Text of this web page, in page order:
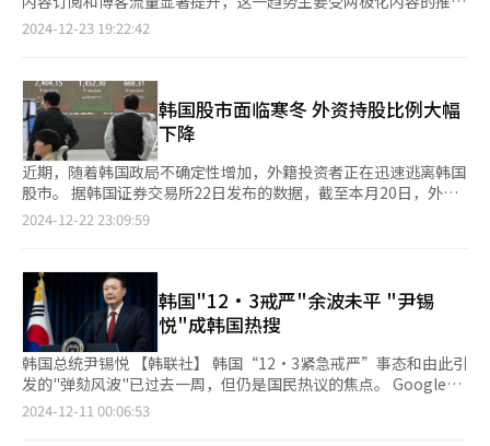
为20%。消费者对中国电商不满的原因中，“商品质量差”占比最
高，达64.3%；其次是“配送延迟”（53.6%）和“退换货困
NAVER和Kakao正在加速提升各自电商业务的竞争力。NAVER近
期宣布，计划明年上半年推出独立平台NAVER Plus Store。平台
与卖家紧密合作，推出生活用品1小时内送达的“即时配送”与针
对大型家具家电的“指定日期配送”等服务，以提升用户购物体
验。 此外，NAVER还计划把生成式人工智能（AI）HyperCLOVA
X应用于旗下电商平台，为用户提供符合个人兴趣的商品推荐和定
制优惠。通过AI技术，用户可以快速获取量身定制的搜索结果与购
物建议，NAVER还为此启动技术和服务相关岗位的招聘工作。
升直观性和便利性来缩短用户的商品搜索时间，并在界面上提供个
性化的优惠信息和商品推荐。平台还支持根据用户兴趣和行为数
据，推荐流行品牌或赠送给朋友的礼物。 此外，Kakao还加大在
KakaoTalk平台上的广告宣传力度。Kakao通过在好友列表的更新
信息中嵌入广告，或在聊天和好友标签页顶部设置广告横幅等方
式，吸引更多卖家入驻平台。公司还逐步增加Talk Channel广告
客户数量，为电商业务的拓展奠定基础。 业内人士指出，中国电
动。据Naver23日消息，上个月Clip的播放量较去年12月增长了7
YouTube Shorts在韩国市场占据了先发优势，但我们评估，今年
年初Clip的增长速度已经超越TikTok。” 同期，Clip的频道数量
增长了3倍，内容产量提升了5倍。当前，Naver正积极加强与My
Place等平台的联动，不断扩展Clip的生态系统。 此外，Naver于
2021年推出的付费内容服务Naver Premium Content也保持稳步
增长。截至上个月，该服务的订阅人数和内容交易额较去年均翻了
一倍，频道数量新增约1000个。 随着付费订阅用户持续增加，已
有超过25万用户通过平台购买创作者内容，订阅两个及以上频道的
作热潮”持续强劲，这一趋势推动了Naver博客的历史性增长。数
据显示，从去年11月至今年10月底，新创建博客数量达214万个，
总使用时长突破了7亿小时。 与去年新增的136万个博客相比，今
年的增长势头显著回升，并接近2022年新增的200万个博客的规
模。与博客热潮兴起的2020年相比，今年的博客创作者数量增长
了30%，其中年轻群体的增幅最为明显：10多岁的创作者增长了
55%，20多岁增长了52%，30多岁增长了33%。 Naver指出，10
至30岁的年轻用户占所有博主的比例达到65%，这一占比自2020
2024-12-23 19:22:42
韩国股市面临寒冬 外资持股比例大幅
下降
近期，随着韩国政局不确定性增加，外籍投资者正在迅速逃离韩国
股市。 据韩国证券交易所22日发布的数据，截至本月20日，外资
在韩国综合股价指数（KOSPI）市场中的持股比重达到32.24%，
元），较7月的845万亿韩元，减少了24.97%。 有分析认为，这一
趋势主要受韩国政局不稳定、美联储降息等多重因素的影响，导致
外籍投资者纷纷降低风险资产比重。 根据最新的统计数据，紧急
戒严事态发生后的两周时间，外资在KOSPI市场中净抛售了约2.4
万亿韩元。此外，韩国金融监督院发布的《11月外国人证券投资动
向》显示，今年11月，外资在韩国证券市场净卖出了4.154万亿韩
元，这已是连续4个月净抛售韩国股票。 在此期间，外籍投资者大
量抛售了包括三星电子在内的优质股票。在连续12个交易日内，外
2024-12-22 23:09:59
韩国"12·3戒严"余波未平 ‌"尹锡
悦"成韩国热搜
韩国总统尹锡悦 【韩联社】 韩国“12·3紧急戒严”事态和由此引
发的"弹劾风波"已过去一周，但仍是国民热议的焦点。 Google
Trends（谷歌趋势）发布的数据显示，自“12·3紧急戒严”事态
2024-12-11 00:06:53